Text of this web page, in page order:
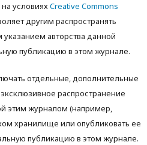
условияхCreative Commons
другим распространять
авторства данной
публикацию в этом журнале.
отдельные, дополнительные
распространение
этим журналом (например,
хранилище или опубликовать ее
публикацию в этом журнале.